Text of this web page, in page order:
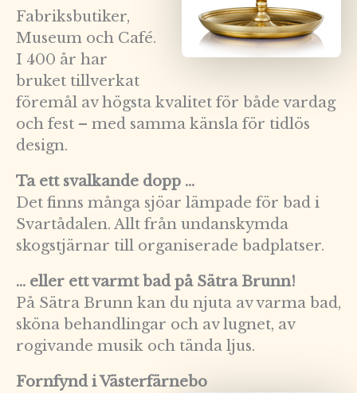
Fabriksbutiker,
Museum och Café.
I 400 år har
bruket tillverkat
föremål av högsta kvalitet för både vardag
och fest – med samma känsla för tidlös
design.
Ta ett svalkande dopp …
Det finns många sjöar lämpade för bad i
Svartådalen. Allt från undanskymda
skogstjärnar till organiserade badplatser.
… eller ett varmt bad på Sätra Brunn!
På Sätra Brunn kan du njuta av varma bad,
sköna behandlingar och av lugnet, av
rogivande musik och tända ljus.
Fornfynd i Västerfärnebo